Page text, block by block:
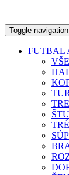
Toggle navigation
FUTBAL